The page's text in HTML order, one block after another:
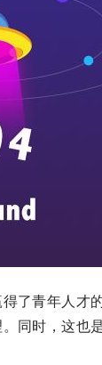
青年人才
同时，这也